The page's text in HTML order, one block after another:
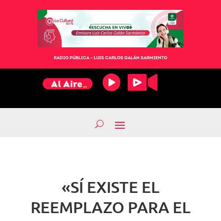
RADIO PÚBLICA – LUIS CARLOS GALÁN SARMIENTO
«SÍ EXISTE EL
REEMPLAZO PARA EL